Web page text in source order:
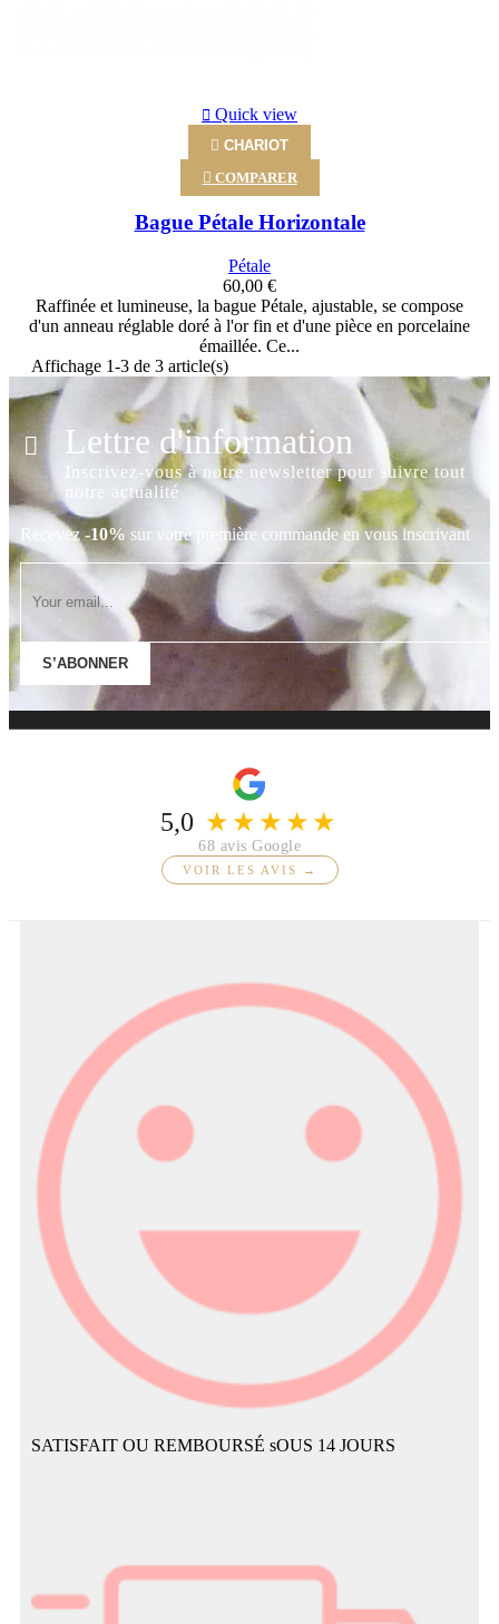
Quick view
 CHARIOT
 COMPARER
Bague Pétale Horizontale
Pétale
60,00 €
Raffinée et lumineuse, la bague Pétale, ajustable, se compose
d'un anneau réglable doré à l'or fin et d'une pièce en porcelaine
émaillée. Ce...
Affichage 1-3 de 3 article(s)
Lettre d'information
Inscrivez-vous à notre newsletter pour suivre tout
notre actualité
Recevez-10% sur votre première commande en vous inscrivant
S’ABONNER
5,0 ★★★★★
68 avis Google
VOIR LES AVIS →
SATISFAIT OU REMBOURSÉ sOUS 14 JOURS